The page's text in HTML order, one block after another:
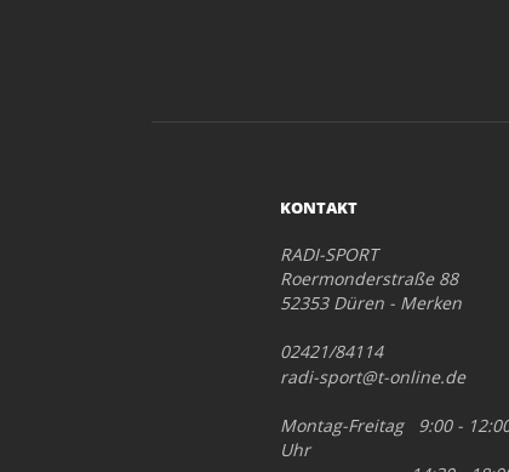
KONTAKT
RADI-SPORT
Roermonderstraße 88
52353 Düren - Merken
02421/84114
radi-sport@t-online.de
Montag-Freitag 9:00 -
Uhr